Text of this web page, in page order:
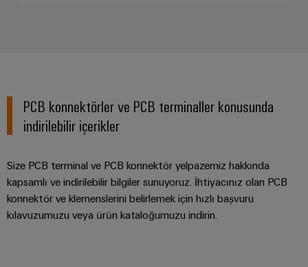
PCB konnektörler ve PCB terminaller konusunda
indirilebilir içerikler
Size PCB terminal ve PCB konnektör yelpazemiz hakkında
kapsamlı ve indirilebilir bilgiler sunuyoruz. İhtiyacınız olan PCB
konnektör ve klemenslerini belirlemek için hızlı başvuru
kılavuzumuzu veya ürün kataloğumuzu indirin.